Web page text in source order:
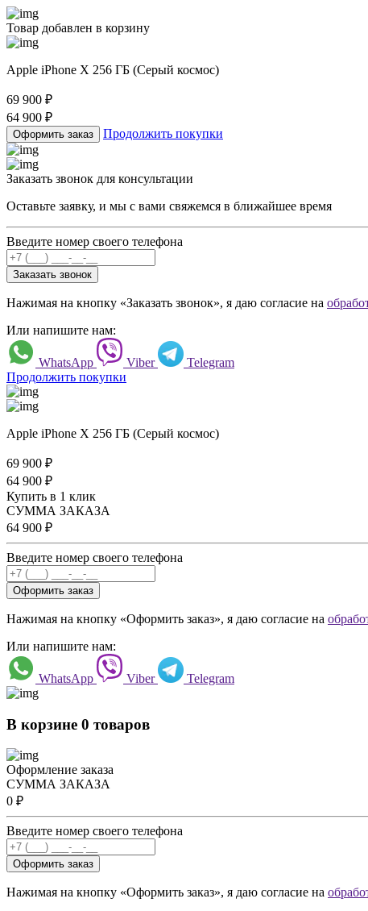
Товар добавлен в корзину
Apple iPhone X 256 ГБ (Серый космос)
69 900 ₽
64 900 ₽
Оформить заказ Продолжить покупки
Заказать звонок для консультации
Оставьте заявку, и мы с вами свяжемся в ближайшее время
Введите номер своего телефона
Заказать звонок
Нажимая на кнопку «Заказать звонок», я даю согласие на
Или напишите нам:
WhatsApp Viber
Telegram
Продолжить покупки
Apple iPhone X 256 ГБ (Серый космос)
69 900 ₽
64 900 ₽
Купить в 1 клик
СУММА ЗАКАЗА
64 900 ₽
Введите номер своего телефона
Оформить заказ
Нажимая на кнопку «Оформить заказ», я даю согласие на
Или напишите нам:
WhatsApp Viber Telegram
В корзине 0 товаров
Оформление заказа
СУММА ЗАКАЗА
0 ₽
Введите номер своего телефона
Оформить заказ
Нажимая на кнопку «Оформить заказ», я даю согласие на